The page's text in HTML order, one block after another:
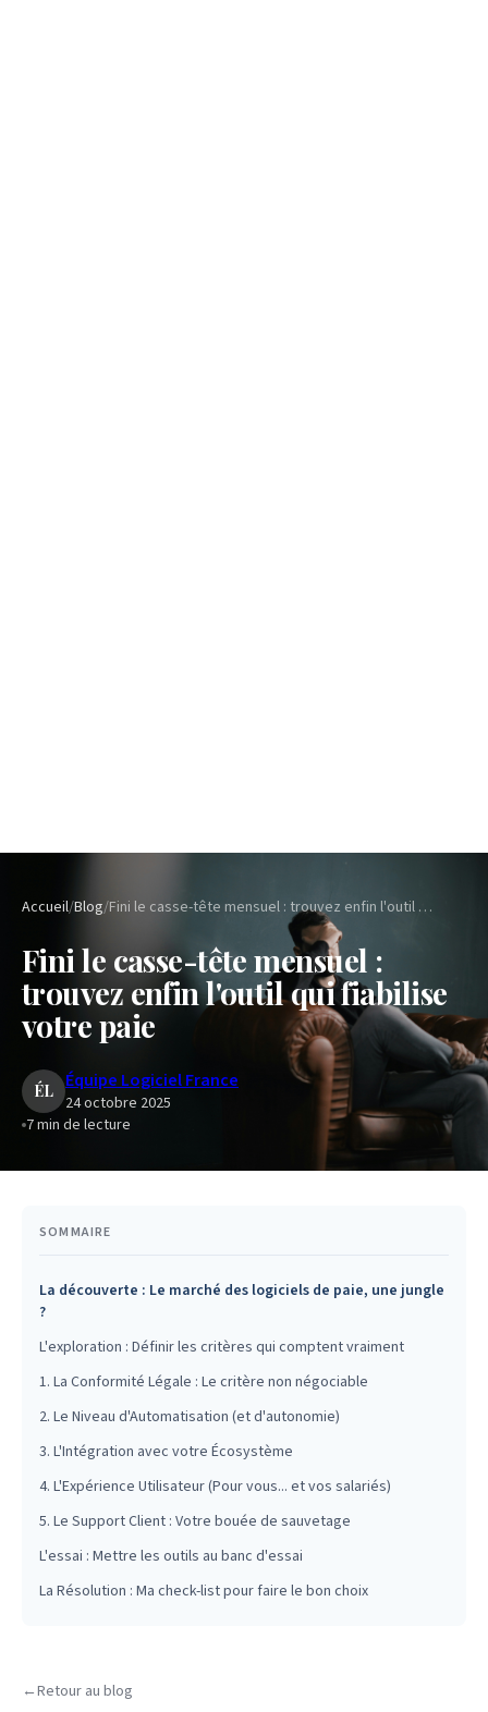
Accueil/Blog/ Fini le casse-tête mensuel : trouvez enfin l'outil qui fiabilise votre paie
Fini le casse-tête mensuel :
trouvez enfin l'outil qui fiabilise
votre paie
ÉL Équipe Logiciel France
24 octobre 2025
7min de lecture
SOMMAIRE
La découverte : Le marché des logiciels de paie, une jungle
?
L'exploration : Définir les critères qui comptent vraiment
1. La Conformité Légale : Le critère non négociable
2. Le Niveau d'Automatisation (et d'autonomie)
3. L'Intégration avec votre Écosystème
4. L'Expérience Utilisateur (Pour vous... et vos salariés)
5. Le Support Client : Votre bouée de sauvetage
L'essai : Mettre les outils au banc d'essai
La Résolution : Ma check-list pour faire le bon choix
←Retour au blog